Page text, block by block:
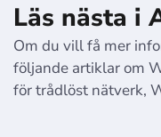
Läs nästa i
Om du vill få mer
följande artiklar om
för trådlöst nätverk,